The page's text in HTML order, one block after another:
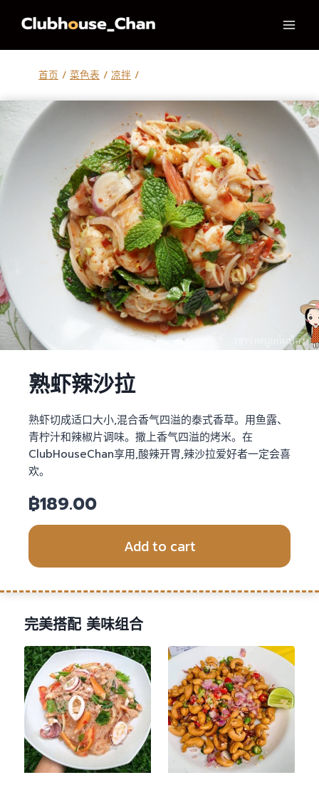
首页 / 菜色表 / 凉拌 /
熟虾辣沙拉
熟虾切成适口大小,混合香气四溢的泰式香草。用鱼露、
青柠汁和辣椒片调味。撒上香气四溢的烤米。在
ClubHouseChan享用,酸辣开胃,辣沙拉爱好者一定会喜
欢。
฿189.00
Add to cart
完美搭配 美味组合